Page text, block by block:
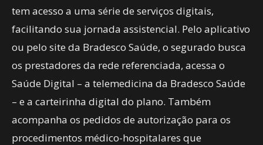
tem acesso a uma série de serviços digitais,
facilitando sua jornada assistencial. Pelo aplicativo
ou pelo site da Bradesco Saúde, o segurado busca
os prestadores da rede referenciada, acessa o
Saúde Digital – a telemedicina da Bradesco Saúde
– e a carteirinha digital do plano. Também
acompanha os pedidos de autorização para os
procedimentos médico-hospitalares que